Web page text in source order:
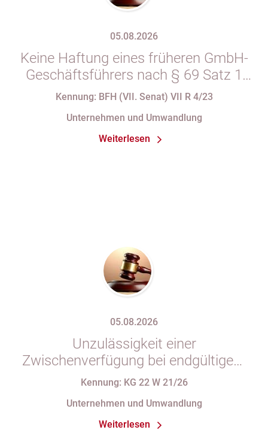
05.08.2026
Keine Haftung eines früheren GmbH-
Geschäftsführers nach § 69 Satz 1
i.V.m. § 34 Abs. 1 AO nach Verlust
Eintragung im Handelsregister
Kennung: BFH (VII. Senat) VII R 4/23
Unternehmen und Umwandlung
Weiterlesen
05.08.2026
Unzulässigkeit einer
Zwischenverfügung bei endgültigem
Eintragungshindernis und
einer eGbR im Gesellschaftsregister
Kennung: KG 22 W 21/26
Unternehmen und Umwandlung
Weiterlesen